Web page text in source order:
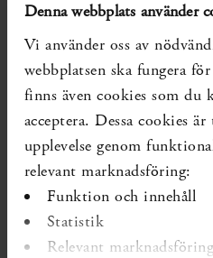
Denna webbplats använder
Vi använder oss av
webbplatsen ska fungera
finns även cookies som du
acceptera. Dessa cookies
upplevelse genom
relevant marknadsföring:
Funktion och innehåll
Statistik
Relevant marknadsföring
översikter som publicerats
Författarna till den senaste
fram till att hyperbar
chansen att exponerat skelett
tandkött samt minskade
bedömde att det
slutsatserna var av måttlig